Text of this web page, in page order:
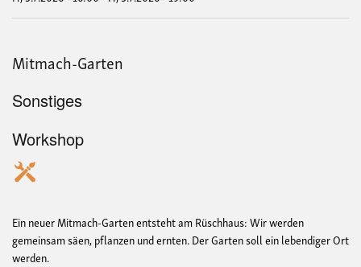
Mitmach-Garten
Sonstiges
Workshop
Ein neuer Mitmach-Garten entsteht am Rüschhaus: Wir werden
gemeinsam säen, pflanzen und ernten. Der Garten soll ein lebendiger Ort
werden.